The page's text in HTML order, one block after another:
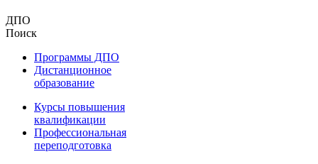
ДПО
Поиск
Программы ДПО
Дистанционное
образование
Курсы повышения
квалификации
Профессиональная
переподготовка